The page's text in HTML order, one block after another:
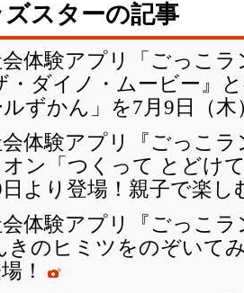
スターの記事
体験アプリ「ごっこ
・ダイノ・ムービー』
ずかん」を7月9日（
体験アプリ『ごっこ
ン「つくって とどけ
より登場！親子で楽し
体験アプリ『ごっこ
きのヒミツをのぞいて
！